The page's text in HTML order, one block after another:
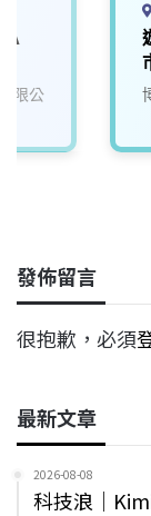
A
限公
發佈留言
很抱歉，必須
最新文章
2026-08-08
科技浪｜